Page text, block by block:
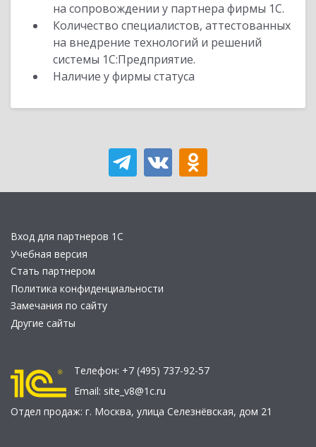
на сопровождении у партнера фирмы 1С.
Количество специалистов, аттестованных
на внедрение технологий и решений
системы 1С:Предприятие.
Наличие у фирмы статуса
Вход для партнеров 1С
Учебная версия
Стать партнером
Политика конфиденциальности
Замечания по сайту
Другие сайты
Телефон: +7 (495) 737-92-57
Email: site_v8@1c.ru
Отдел продаж: г. Москва, улица Селезнёвская, дом 21